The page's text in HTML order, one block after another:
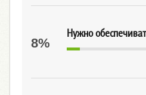
Нужно
8%